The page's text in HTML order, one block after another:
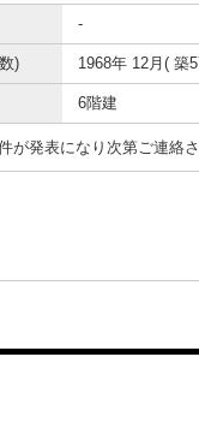
-
) 1968年 12月( 築
6階建
発表になり次第ご連絡さ